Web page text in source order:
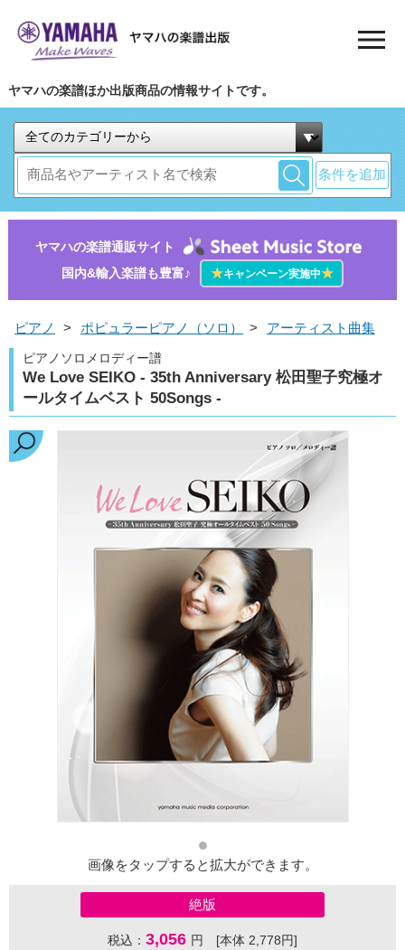
ヤマハの楽譜ほか出版商品の情報サイトです。
条件を追加
ヤマハの楽譜通販サイト
国内&輸入楽譜も豊富♪
★キャンペーン実施中★
ピアノ > ポピュラーピアノ（ソロ） > アーティスト曲集
ピアノソロメロディー譜
We Love SEIKO - 35th Anniversary 松田聖子究極オ
ールタイムベスト 50Songs -
画像をタップすると拡大ができます。
絶版
税込： 3,056 円 [本体 2,778円]